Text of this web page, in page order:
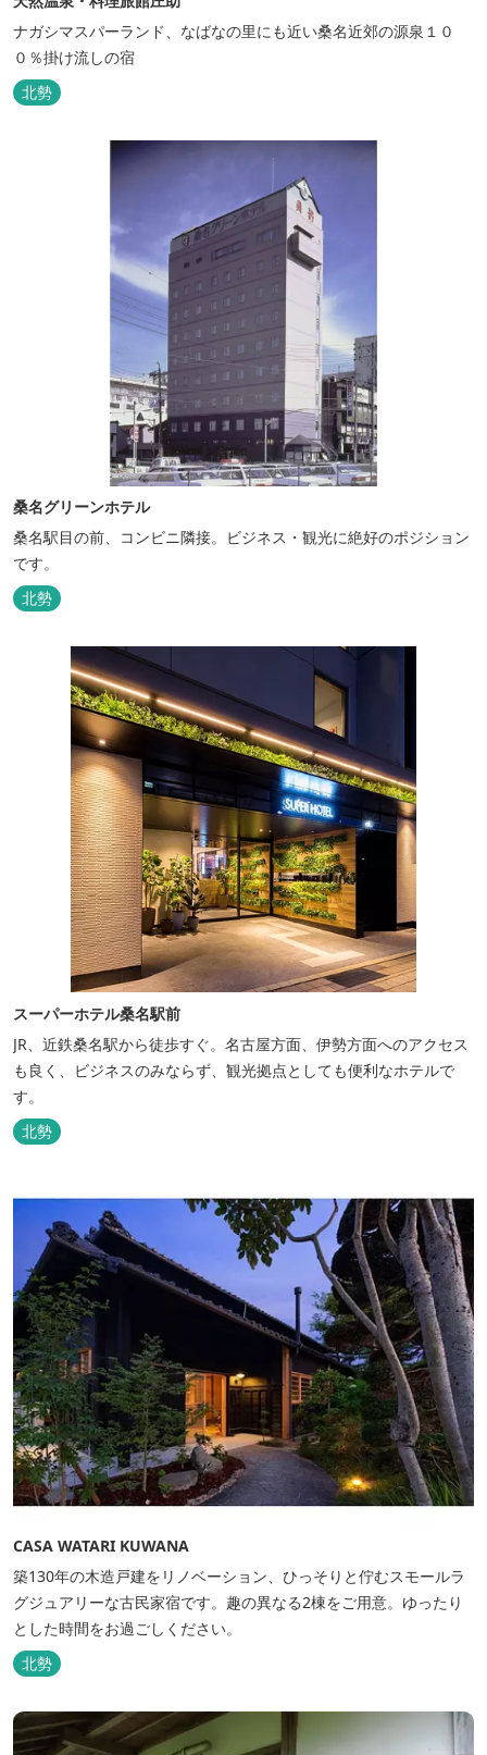
ナガシマスパーランド、なばなの里にも近い桑名近郊の源泉１０
０％掛け流しの宿
北勢
桑名グリーンホテル
桑名駅目の前、コンビニ隣接。ビジネス・観光に絶好のポジション
です。
北勢
スーパーホテル桑名駅前
JR、近鉄桑名駅から徒歩すぐ。名古屋方面、伊勢方面へのアクセス
も良く、ビジネスのみならず、観光拠点としても便利なホテルで
す。
北勢
CASA WATARI KUWANA
築130年の木造戸建をリノベーション、ひっそりと佇むスモールラ
グジュアリーな古民家宿です。趣の異なる2棟をご用意。ゆったり
とした時間をお過ごしください。
北勢